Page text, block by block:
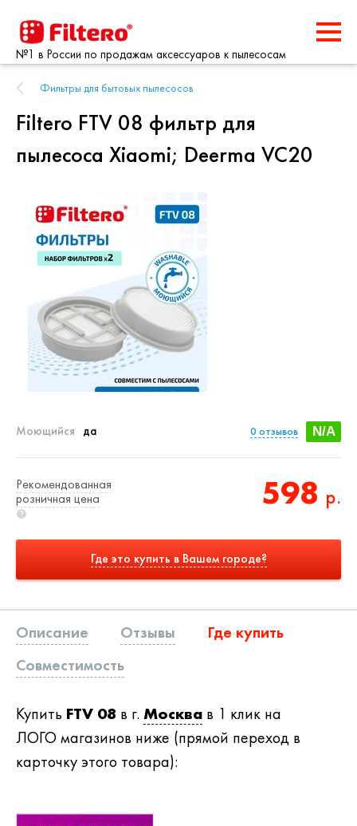
№1 в России по продажам аксессуаров к пылесосам
Фильтры для бытовых пылесосов
Filtero FTV 08 фильтр для
пылесоса Xiaomi; Deerma VC20
Моющийся да N/A
0 отзывов
598 р.
Рекомендованная
розничная цена
Где это купить в Вашем городе?
Описание Отзывы
Где купить
Совместимость
Купить FTV 08 в г. Москва в 1 клик на
ЛОГО магазинов ниже (прямой переход в
карточку этого товара):